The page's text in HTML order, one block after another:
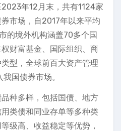
年12月末，共有1124家
市场，自2017年以来平均
的境外机构涵盖70多个国
财富基金、国际组织、商
型，全球前百大资产管理
国债券市场。
种多样，包括国债、地方
类债和同业存单等多种类
级高、收益稳定等优势，